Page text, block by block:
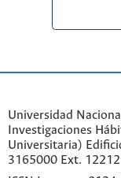
Universidad
Investigaciones
Universitaria)
3165000 Ext.